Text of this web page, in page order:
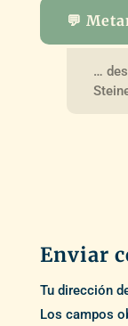
💬
…
Enviar
Tu dirección
Los campos